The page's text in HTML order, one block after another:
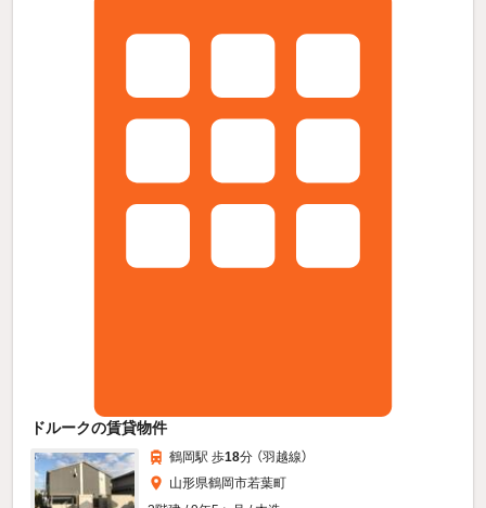
ドルークの賃貸物件
鶴岡駅 歩18分 （羽越線）
山形県鶴岡市若葉町